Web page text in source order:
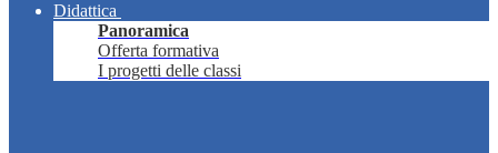
Didattica
Panoramica
Offerta formativa
I progetti delle classi